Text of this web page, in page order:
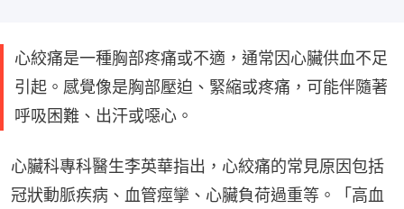
心絞痛是一種胸部疼痛或不適，通常因心臟供血不足
引起。感覺像是胸部壓迫、緊縮或疼痛，可能伴隨著
呼吸困難、出汗或噁心。
心臟科專科醫生李英華指出，心絞痛的常見原因包括
冠狀動脈疾病、血管痙攣、心臟負荷過重等。「高血